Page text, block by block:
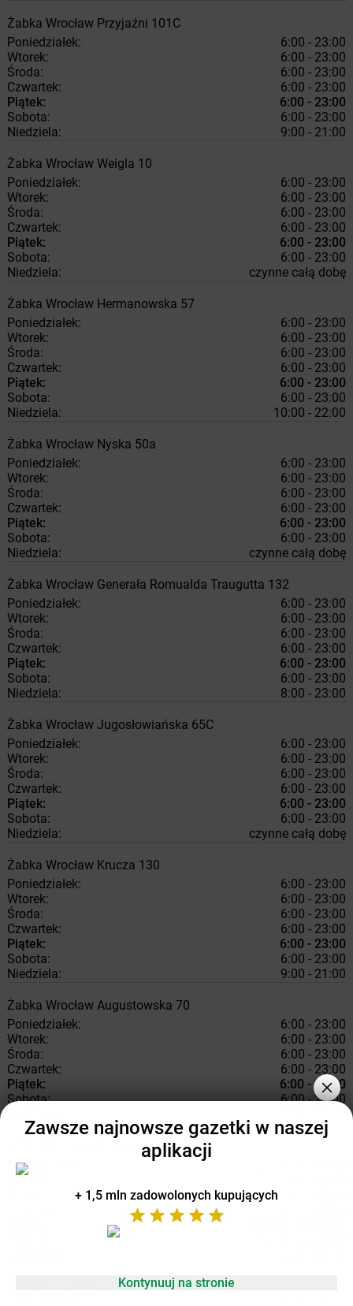
Żabka Wrocław Przyjaźni 101C
Poniedziałek:
6:00 - 23:00
Wtorek:
6:00 - 23:00
Środa:
6:00 - 23:00
Czwartek:
6:00 - 23:00
Piątek:
6:00 - 23:00
Sobota:
6:00 - 23:00
Niedziela:
9:00 - 21:00
Żabka Wrocław Weigla 10
Poniedziałek:
6:00 - 23:00
Wtorek:
6:00 - 23:00
Środa:
6:00 - 23:00
Czwartek:
6:00 - 23:00
Piątek:
6:00 - 23:00
Sobota:
6:00 - 23:00
Niedziela:
czynne całą dobę
Żabka Wrocław Hermanowska 57
Poniedziałek:
6:00 - 23:00
Wtorek:
6:00 - 23:00
Środa:
6:00 - 23:00
Czwartek:
6:00 - 23:00
Piątek:
6:00 - 23:00
Sobota:
6:00 - 23:00
Niedziela:
10:00 - 22:00
Żabka Wrocław Nyska 50a
Poniedziałek:
6:00 - 23:00
Wtorek:
6:00 - 23:00
Środa:
6:00 - 23:00
Czwartek:
6:00 - 23:00
Piątek:
6:00 - 23:00
Sobota:
6:00 - 23:00
Niedziela:
czynne całą dobę
Żabka Wrocław Generała Romualda Traugutta 132
Poniedziałek:
6:00 - 23:00
Wtorek:
6:00 - 23:00
Środa:
6:00 - 23:00
Czwartek:
6:00 - 23:00
Piątek:
6:00 - 23:00
Sobota:
6:00 - 23:00
Niedziela:
8:00 - 23:00
Żabka Wrocław Jugosłowiańska 65C
Poniedziałek:
6:00 - 23:00
Wtorek:
6:00 - 23:00
Środa:
6:00 - 23:00
Czwartek:
6:00 - 23:00
Piątek:
6:00 - 23:00
Sobota:
6:00 - 23:00
Niedziela:
czynne całą dobę
Żabka Wrocław Krucza 130
Poniedziałek:
6:00 - 23:00
Wtorek:
6:00 - 23:00
Środa:
6:00 - 23:00
Czwartek:
6:00 - 23:00
Piątek:
6:00 - 23:00
Sobota:
6:00 - 23:00
Niedziela:
9:00 - 21:00
Żabka Wrocław Augustowska 70
Poniedziałek:
6:00 - 23:00
Wtorek:
6:00 - 23:00
Środa:
6:00 - 23:00
Czwartek:
6:00 - 23:00
Piątek:
6:00 - 23:00
Sobota:
6:00 - 23:00
Krawiecka 1
Poniedziałek:
Wtorek:
czynne całą dobę
Szczytnicka 42
Zawsze najnowsze gazetki w naszej
aplikacji
+ 1,5 mln zadowolonych kupujących
Kontynuuj na stronie